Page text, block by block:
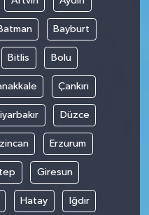
Bayburt
Bitlis Bolu
Çankırı
Düzce
Erzurum
Giresun
Hatay Iğdır